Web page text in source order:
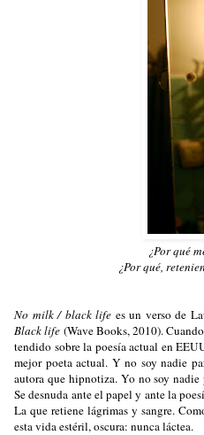
¿Por qué
¿Por qué,
No milk / black life es un verso de
Black life (Wave Books, 2010).
tendido sobre la poesía actual en
mejor poeta actual. Y no soy nadie
autora que hipnotiza. Yo no soy nadie
Se desnuda ante el papel y ante la
La que retiene lágrimas y sangre.
esta vida estéril, oscura: nunca láctea.